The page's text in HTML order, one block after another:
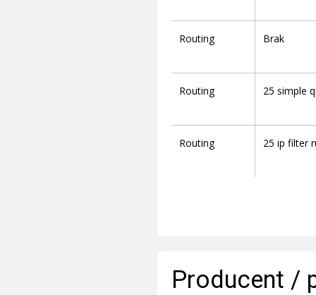
Routing Brak
Routing 25 simple
Routing 25 ip filter
Producent /